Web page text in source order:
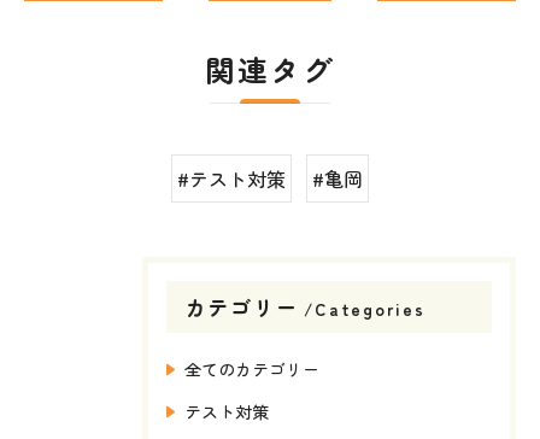
関連タグ
#テスト対策 #亀岡
カテゴリー Categories
全てのカテゴリー
テスト対策